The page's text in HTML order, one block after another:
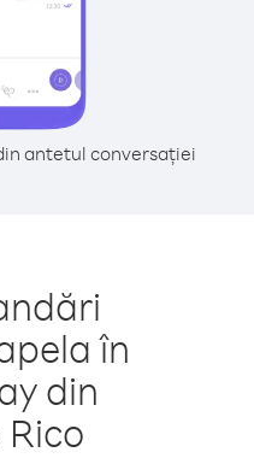
antetul conversației
în
din